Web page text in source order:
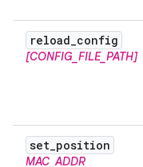
reload_config
[CONFIG_FILE_PATH]
set_position
MAC_ADDR